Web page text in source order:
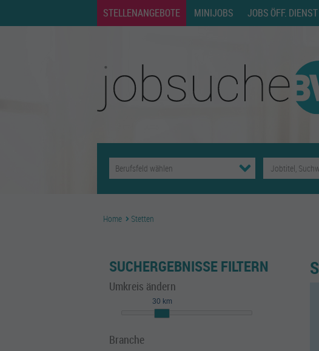
STELLENANGEBOTE MINIJOBS JOBS ÖFF. DIENST
Home Stetten
SUCHERGEBNISSE FILTERN
Umkreis ändern
30 km
Branche